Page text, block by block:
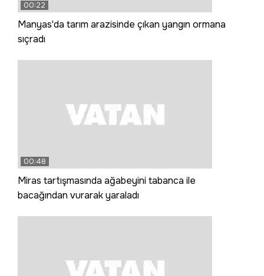
00:22
Manyas'da tarım arazisinde çıkan yangın ormana
sıçradı
00:48
Miras tartışmasında ağabeyini tabanca ile
bacağından vurarak yaraladı